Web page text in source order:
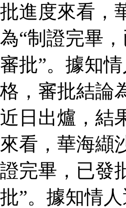
批進度來看，
為“制證完畢
審批”。據知
格，審批結論
近日出爐，結
來看，華海纈
證完畢，已發
批”。據知情